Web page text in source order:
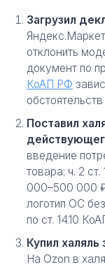
Загрузил
отклонить
документ по
КоАП РФ
Поставил
введение
товара: ч. 2
000–500 000
логотип ОС
по ст. 14.10
Купил
На Ozon в